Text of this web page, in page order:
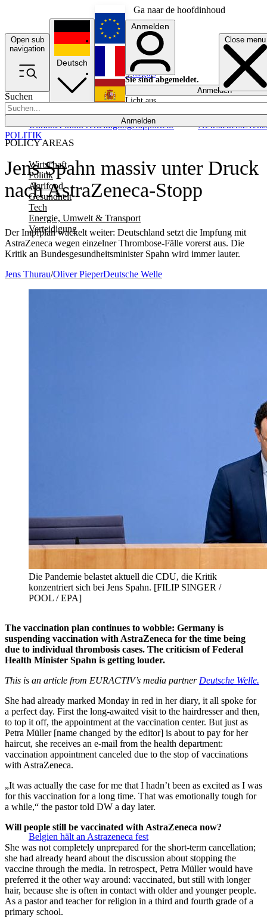
Ga naar de hoofdinhoud
Open sub
navigation
Close menu
Suchen
Anmelden
POLICY AREAS
Wirtschaft
Politik
Agrifood
Gesundheit
Tech
Energie, Umwelt & Transport
Verteidigung
UkrainePolitikVerteidigungRapporteur NewslettersEvents
Deutsch
English
Français
Anmelden
Sie sind abgemeldet.
Anmelden
Licht aus
Jens Spahn massiv unter Druck
nach AstraZeneca-Stopp
Der Impfplan wackelt weiter: Deutschland setzt die Impfung mit
AstraZeneca wegen einzelner Thrombose-Fälle vorerst aus. Die
Kritik an Bundesgesundheitsminister Spahn wird immer lauter.
POLITIK
Jens Thurau/Oliver PieperDeutsche Welle
Die Pandemie belastet aktuell die CDU, die Kritik
konzentriert sich bei Jens Spahn. [FILIP SINGER /
POOL / EPA]
The vaccination plan continues to wobble: Germany is
suspending vaccination with AstraZeneca for the time being
due to individual thrombosis cases. The criticism of Federal
Health Minister Spahn is getting louder.
This is an article from EURACTIV’s media partner Deutsche Welle.
She had already marked Monday in red in her diary, it all spoke for
a perfect day. First the long-awaited visit to the hairdresser and then,
to top it off, the appointment at the vaccination center. But just as
Petra Müller [name changed by the editor] is about to pay for her
haircut, she receives an e-mail from the health department:
vaccination appointment canceled due to the stop of vaccinations
with AstraZeneca.
„It was actually the case for me that I hadn’t been as excited as I was
for this vaccination for a long time. That was emotionally tough for
a while,“ the pastor told DW a day later.
Belgien hält an Astrazeneca fest
Will people still be vaccinated with AstraZeneca now?
She was not completely unprepared for the short-term cancellation;
she had already heard about the discussion about stopping the
vaccine through the media. In retrospect, Petra Müller would have
preferred it the other way around: vaccinated, but still with longer
hair, because she is often in contact with older and younger people.
As a pastor and teacher for religion in a third and fourth grade of a
primary school.